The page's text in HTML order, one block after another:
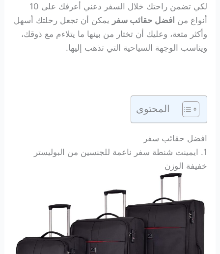
لكي تضمن راحتك خلال السفر دعني أعرفك على 10
أنواع من افضل حقائب سفر يمكن أن تجعل رحلتك أسهل
وأكثر متعة، وعليك أن تختار من بينها ما يتلاءم مع ذوقك،
ويناسب الوجهة السياحية التي تذهب إليها.
المحتوى
افضل حقائب سفر
1. ايمينت شنطة سفر ناعمة للجنسين من البوليستر
خفيفة الوزن